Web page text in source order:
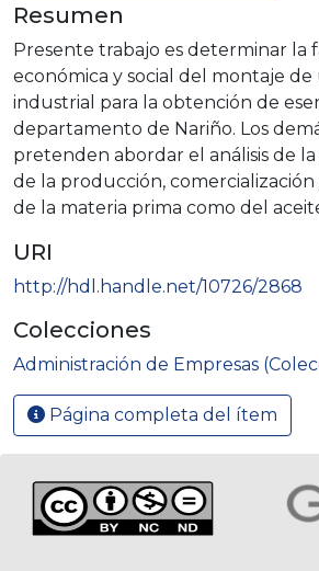
Resumen
Presente trabajo es determinar la
económica y social del montaje
industrial para la obtención de
departamento de Nariño. Los
pretenden abordar el análisis de la
de la producción,
de la materia prima como del
URI
http://hdl.handle.net/10726/2868
Colecciones
Administración de Empresas
Página completa del ítem